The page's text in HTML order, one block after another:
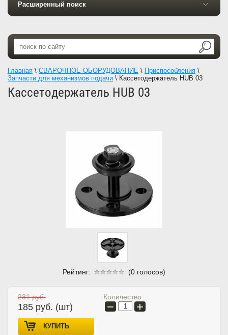
Расширенный поиск
Главная \ СВАРОЧНОЕ ОБОРУДОВАНИЕ \ Приспособления \
Запчасти для механизмов подачи \ Кассетодержатель HUB 03
Кассетодержатель HUB 03
Рейтинг: (0 голосов)
231руб.
185 руб. (шт)
Количество:
− +
КУПИТЬ